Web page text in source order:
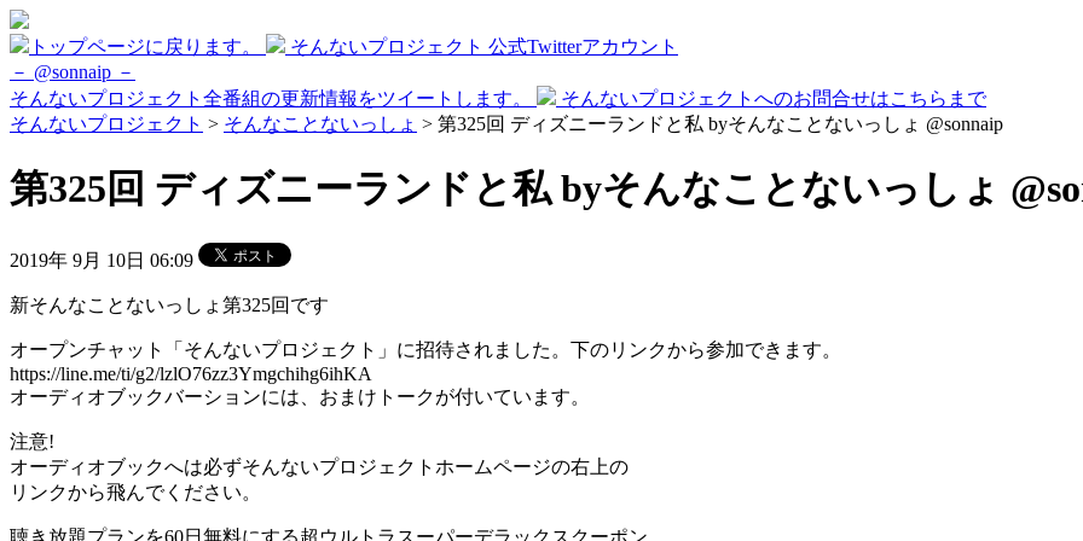
トップページに戻ります。
そんないプロジェクト 公式Twitterアカウント
－ @sonnaip －
そんないプロジェクト全番組の更新情報をツイートします。
そんないプロジェクトへのお問合せはこちらまで
そんないプロジェクト > そんなことないっしょ > 第325回 ディズニーランドと私 byそんなことないっしょ @sonnaip
第325回 ディズニーランドと私 byそんなことないっしょ
2019年 9月 10日 06:09
新そんなことないっしょ第325回です
オープンチャット「そんないプロジェクト」に招待されました。下のリンクから参加できます。
https://line.me/ti/g2/lzlO76zz3Ymgchihg6ihKA
オーディオブックバーションには、おまけトークが付いています。
注意!
オーディオブックへは必ずそんないプロジェクトホームページの右上の
リンクから飛んでください。
聴き放題プランを60日無料にする超ウルトラスーパーデラックスクーポン